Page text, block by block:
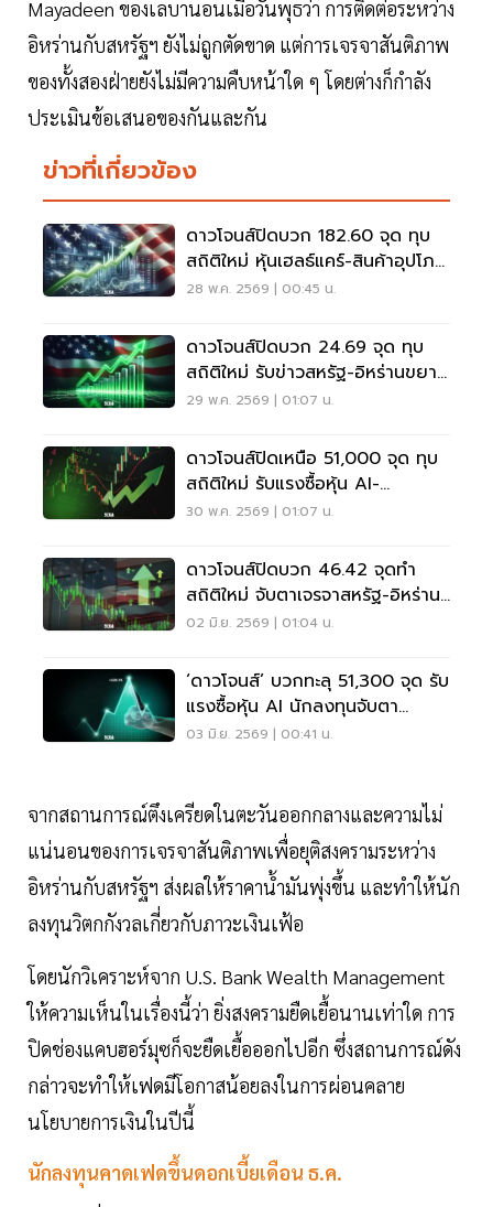
Mayadeen ของเลบานอนเมื่อวันพุธว่า การติดต่อระหว่าง
อิหร่านกับสหรัฐฯ ยังไม่ถูกตัดขาด แต่การเจรจาสันติภาพ
ของทั้งสองฝ่ายยังไม่มีความคืบหน้าใด ๆ โดยต่างก็กำลัง
ประเมินข้อเสนอของกันและกัน
ข่าวที่เกี่ยวข้อง
ดาวโจนส์ปิดบวก 182.60 จุด ทุบ
สถิติใหม่ หุ้นเฮลธ์แคร์-สินค้าอุปโภค
หนุนตลาดพุ่ง
28 พ.ค. 2569 | 00:45 น.
ดาวโจนส์ปิดบวก 24.69 จุด ทุบ
สถิติใหม่ รับข่าวสหรัฐ-อิหร่านขยาย
หยุดยิง 60 วัน
29 พ.ค. 2569 | 01:07 น.
ดาวโจนส์ปิดเหนือ 51,000 จุด ทุบ
สถิติใหม่ รับแรงซื้อหุ้น AI-
เทคโนโลยี
30 พ.ค. 2569 | 01:07 น.
ดาวโจนส์ปิดบวก 46.42 จุดทำ
สถิติใหม่ จับตาเจรจาสหรัฐ-อิหร่าน
ตัวเลขจ้างงาน
02 มิ.ย. 2569 | 01:04 น.
‘ดาวโจนส์’ บวกทะลุ 51,300 จุด รับ
แรงซื้อหุ้น AI นักลงทุนจับตา
สหรัฐฯ-อิหร่าน
03 มิ.ย. 2569 | 00:41 น.
จากสถานการณ์ตึงเครียดในตะวันออกกลางและความไม่
แน่นอนของการเจรจาสันติภาพเพื่อยุติสงครามระหว่าง
อิหร่านกับสหรัฐฯ ส่งผลให้ราคาน้ำมันพุ่งขึ้น และทำให้นัก
ลงทุนวิตกกังวลเกี่ยวกับภาวะเงินเฟ้อ
โดยนักวิเคราะห์จาก U.S. Bank Wealth Management
ให้ความเห็นในเรื่องนี้ว่า ยิ่งสงครามยืดเยื้อนานเท่าใด การ
ปิดช่องแคบฮอร์มุซก็จะยืดเยื้อออกไปอีก ซึ่งสถานการณ์ดัง
กล่าวจะทำให้เฟดมีโอกาสน้อยลงในการผ่อนคลาย
นโยบายการเงินในปีนี้
นักลงทุนคาดเฟดขึ้นดอกเบี้ยเดือน ธ.ค.